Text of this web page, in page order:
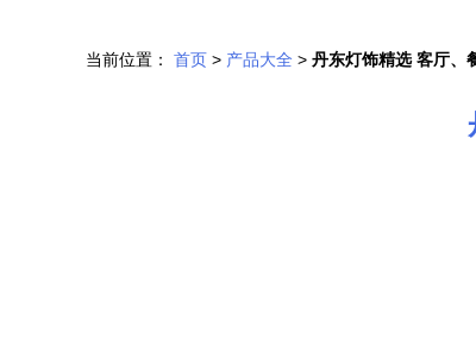
当前位置： 首页 > 产品大全 > 丹东灯饰精选 客厅、